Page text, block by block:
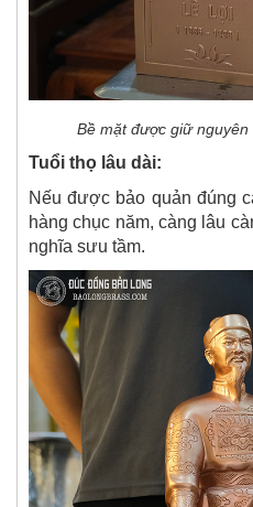
Bề mặt được giữ
Tuổi thọ lâu dài:
Nếu được bảo quản đúng
hàng chục năm, càng lâu
nghĩa sưu tầm.